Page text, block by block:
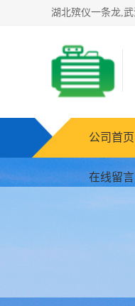
公司首页
在线留言